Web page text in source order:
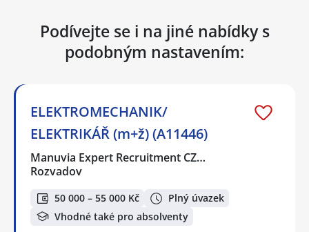
Podívejte se i na jiné nabídky s
podobným nastavením:
ELEKTROMECHANIK/
ELEKTRIKÁŘ (m+ž) (A11446)
Manuvia Expert Recruitment CZ…
Rozvadov
50 000 – 55 000 Kč
Plný úvazek
Vhodné také pro absolventy